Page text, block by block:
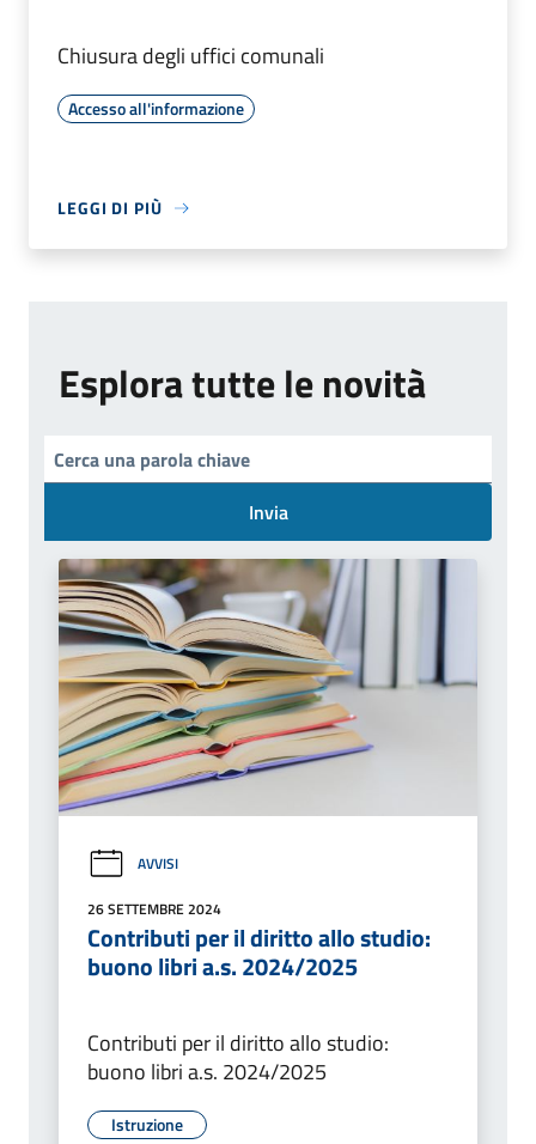
Chiusura degli uffici comunali
Accesso all'informazione
LEGGI DI PIÙ
Esplora tutte le novità
Invia
AVVISI
26 SETTEMBRE 2024
Contributi per il diritto allo studio:
buono libri a.s. 2024/2025
Contributi per il diritto allo studio:
buono libri a.s. 2024/2025
Istruzione